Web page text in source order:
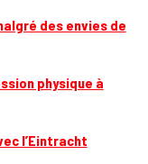
des envies de
physique à
l’Eintracht